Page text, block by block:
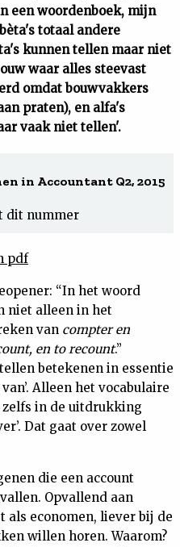
een woordenboek, mijn
totaal andere
kunnen tellen maar niet
waar alles steevast
omdat bouwvakkers
praten), en alfa's
vaak niet tellen'.
in Accountant Q2, 2015
dit nummer
pdf
“In het woord
niet alleen in het
van compter en
en to recount.”
betekenen in essentie
Alleen het vocabulaire
zelfs in de uitdrukking
Dat gaat over zowel
die een account
Opvallend aan
als economen, liever bij de
willen horen. Waarom?